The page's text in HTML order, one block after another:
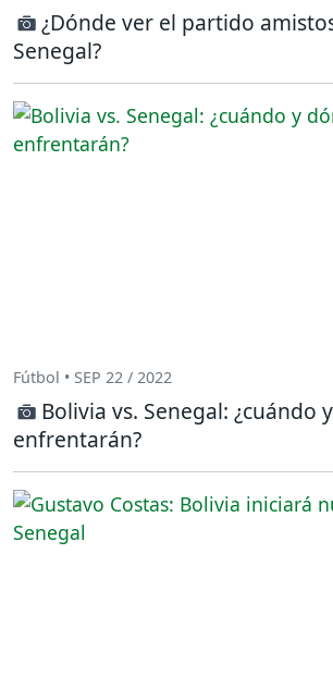
¿Dónde ver el partido
Senegal?
Fútbol • SEP 22 / 2022
Bolivia vs. Senegal: ¿cuándo
enfrentarán?